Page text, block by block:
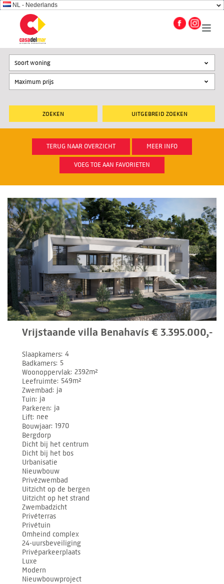
NL - Nederlands
UITGEBREID ZOEKEN
Soort woning
TERUG NAAR OVERZICHT MEER INFO
VOEG TOE AAN FAVORIETEN
Vrijstaande villa Benahavís € 3.395.000,-
Slaapkamers 4
Badkamers 5
Woonoppervlak 2392m²
Leefruimte 549m²
Zwembad ja
Tuin ja
Parkeren ja
Lift nee
Bouwjaar 1970
Bergdorp
Dicht bij het centrum
Dicht bij het bos
Urbanisatie
Nieuwbouw
Privézwembad
Uitzicht op de bergen
Uitzicht op het strand
Zwembadzicht
Privéterras
Privétuin
Omheind complex
24-uursbeveiliging
Privéparkeerplaats
Luxe
Modern
Nieuwbouwproject